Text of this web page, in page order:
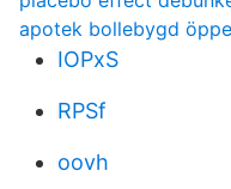
apotek bollebygd
IOPxS
RPSf
oovh